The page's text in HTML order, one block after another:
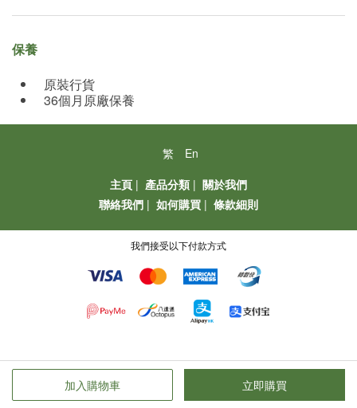
加入購物車 立即購買
保養
原裝行貨
36個月原廠保養
繁
En
主頁 | 產品分類 | 關於我們
聯絡我們 | 如何購買 | 條款細則
我們接受以下付款方式